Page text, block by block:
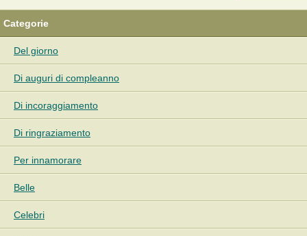
Categorie
Del giorno
Di auguri di compleanno
Di incoraggiamento
Di ringraziamento
Per innamorare
Belle
Celebri